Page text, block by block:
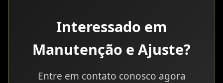
Interessado em
Manutenção e Ajuste?
Entre em contato conosco agora